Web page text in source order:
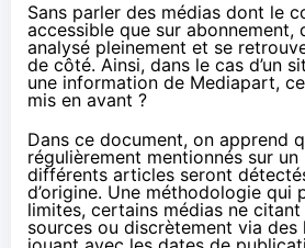
Sans parler des médias dont le
accessible que sur abonnement,
analysé pleinement et se
de côté. Ainsi, dans le cas d’un
une information de Mediapart,
mis en avant ?
Dans ce document, on apprend
régulièrement mentionnés sur
différents articles seront
d’origine. Une méthodologie qui
limites, certains médias ne
sources ou discrètement via des